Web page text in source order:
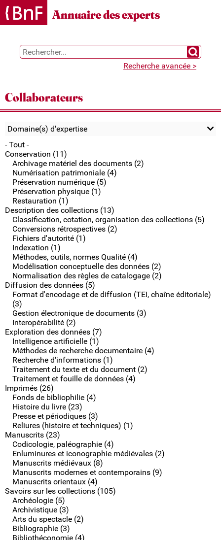
Gestion des cookies
Annuaire des experts
Chercher
Recherche avancée >
Collaborateurs
Domaine(s) d'expertise
- Tout -
Conservation (11)
Archivage matériel des documents (2)
Numérisation patrimoniale (4)
Préservation numérique (5)
Préservation physique (1)
Restauration (1)
Description des collections (13)
Classification, cotation, organisation des collections (5)
Conversions rétrospectives (2)
Fichiers d'autorité (1)
Indexation (1)
Méthodes, outils, normes Qualité (4)
Modélisation conceptuelle des données (2)
Normalisation des règles de catalogage (2)
Diffusion des données (5)
Format d'encodage et de diffusion (TEI, chaîne éditoriale)
(3)
Gestion électronique de documents (3)
Interopérabilité (2)
Exploration des données (7)
Intelligence artificielle (1)
Méthodes de recherche documentaire (4)
Recherche d'informations (1)
Traitement du texte et du document (2)
Traitement et fouille de données (4)
Imprimés (26)
Fonds de bibliophilie (4)
Histoire du livre (23)
Presse et périodiques (3)
Reliures (histoire et techniques) (1)
Manuscrits (23)
Codicologie, paléographie (4)
Enluminures et iconographie médiévales (2)
Manuscrits médiévaux (8)
Manuscrits modernes et contemporains (9)
Manuscrits orientaux (4)
Savoirs sur les collections (105)
Archéologie (5)
Archivistique (3)
Arts du spectacle (2)
Bibliographie (3)
Bibliothéconomie (4)